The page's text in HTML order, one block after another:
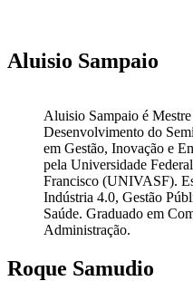
Aluisio Sampaio
Aluisio Sampaio é
Desenvolvimento do
em Gestão, Inovação e
pela Universidade
Francisco (UNIVASF).
Indústria 4.0, Gestão
Saúde. Graduado em
Administração.
Roque Samudio